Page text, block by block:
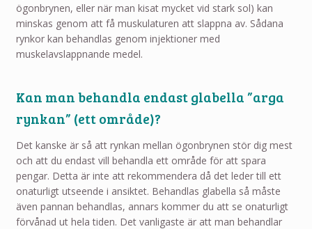
ögonbrynen, eller när man kisat mycket vid stark sol) kan
minskas genom att få muskulaturen att slappna av. Sådana
rynkor kan behandlas genom injektioner med
muskelavslappnande medel.
Kan man behandla endast glabella ”arga
rynkan” (ett område)?
Det kanske är så att rynkan mellan ögonbrynen stör dig mest
och att du endast vill behandla ett område för att spara
pengar. Detta är inte att rekommendera då det leder till ett
onaturligt utseende i ansiktet. Behandlas glabella så måste
även pannan behandlas, annars kommer du att se onaturligt
förvånad ut hela tiden. Det vanligaste är att man behandlar